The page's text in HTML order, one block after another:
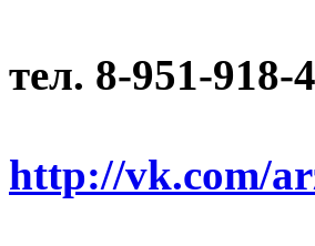
тел. 8-951-918-
http://vk.com/